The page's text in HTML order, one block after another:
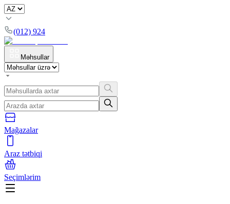
(012) 924
Məhsullar
Mağazalar
Araz tətbiqi
Seçimlərim